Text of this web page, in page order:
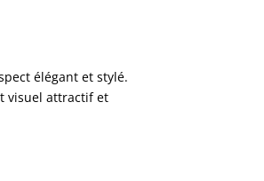
élégant et stylé.
visuel attractif et